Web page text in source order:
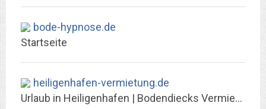
bode-hypnose.de
Startseite
heiligenhafen-vermietung.de
Urlaub in Heiligenhafen | Bodendiecks Vermietungsbuero